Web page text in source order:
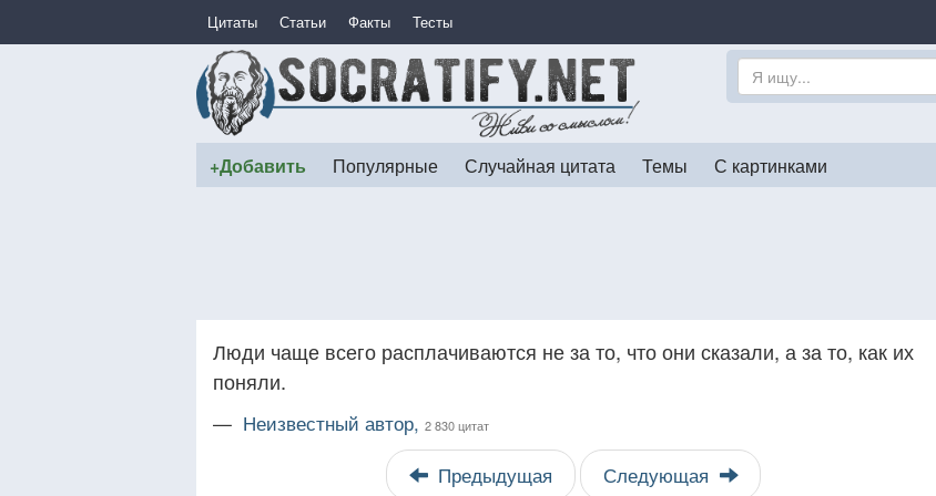
Цитаты Статьи Факты Тесты
+Добавить Популярные Случайная цитата Темы С картинками
Люди чаще всего расплачиваются не за то, что они сказали, а за то, как их
поняли.
— Неизвестный автор, 2 830 цитат
Предыдущая Следующая